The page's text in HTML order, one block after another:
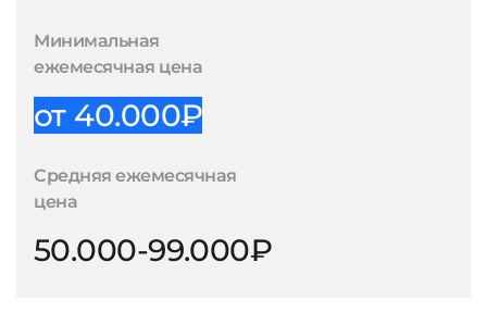
Минимальная
ежемесячная цена
от 40.000₽
Средняя ежемесячная
цена
50.000-99.000₽